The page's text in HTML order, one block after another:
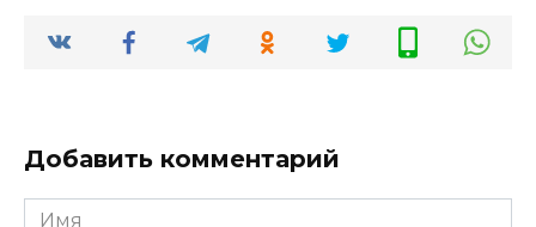
Добавить комментарий
Имя